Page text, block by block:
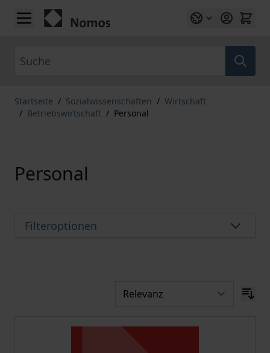
Zum Inhalt springen
Startseite / Sozialwissenschaften / Wirtschaft
/ Betriebswirtschaft / Personal
Personal
Filteroptionen